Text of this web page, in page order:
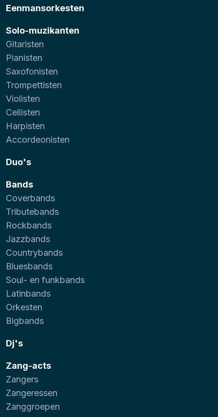
Eenmansorkesten
Solo-muzikanten
Gitaristen
Pianisten
Saxofonisten
Trompettisten
Violisten
Cellisten
Harpisten
Accordeonisten
Duo's
Bands
Coverbands
Tributebands
Rockbands
Jazzbands
Countrybands
Bluesbands
Soul- en funkbands
Latinbands
Orkesten
Bigbands
Dj's
Zang-acts
Zangers
Zangeressen
Zanggroepen